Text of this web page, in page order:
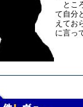
とこ
て自分
えてお
に言っ